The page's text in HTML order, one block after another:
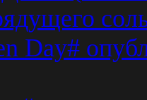
Day#